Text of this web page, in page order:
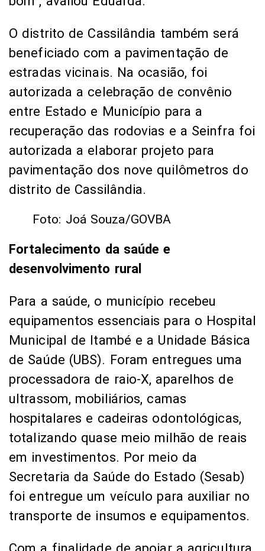
recuperação das rodovias e a Seinfra foi
autorizada a elaborar projeto para
pavimentação dos nove quilômetros do
distrito de Cassilândia.
Foto: Joá Souza/GOVBA
Fortalecimento da saúde e
desenvolvimento rural
Para a saúde, o município recebeu
equipamentos essenciais para o Hospital
Municipal de Itambé e a Unidade Básica
processadora de raio-X, aparelhos de
ultrassom, mobiliários, camas
hospitalares e cadeiras odontológicas,
totalizando quase meio milhão de reais
em investimentos. Por meio da
Secretaria da Saúde do Estado (Sesab)
foi entregue um veículo para auxiliar no
transporte de insumos e equipamentos.
Com a finalidade de apoiar a agricultura
local, a Companhia de Desenvolvimento
e Ação Regional (SDR) e o Consórcio
Intermunicipal do Vale do Rio Gavião
(CIVALERG) entregaram kits produtivos,
com 600 colmeias, quatro tanques de
resfriamento de leite e oito máquinas